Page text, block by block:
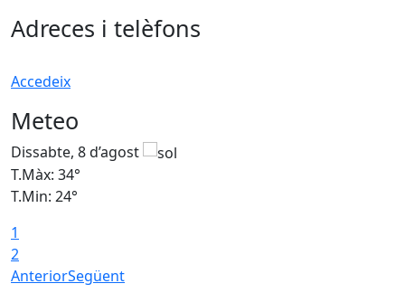
Adreces i telèfons
Accedeix
Meteo
Dissabte, 8 d’agost
T.Màx: 34°
T.Min: 24°
1
2
AnteriorSegüent